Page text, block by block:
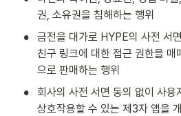
권, 소유권을 침해하는 행위
•
금전을 대가로 HYPE의 사전 서
친구 링크에 대한 접근 권한을 매
으로 판매하는 행위
•
회사의 사전 서면 동의 없이 사용
상호작용할 수 있는 제3자 앱을